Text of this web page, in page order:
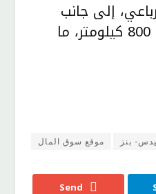
إلى جانب
خيارات بطاريات مختلفة. ومن بينها طراز بدفع خلفي بمدى متوقع يصل إلى 800 كيلومتر، ما
بنز موقع سوق المال
Send